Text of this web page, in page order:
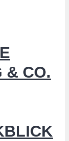
& CO.